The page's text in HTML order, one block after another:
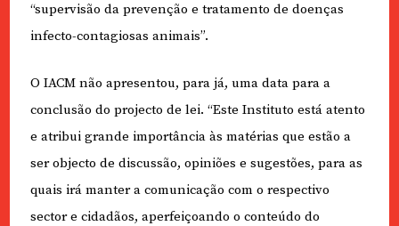
“supervisão da prevenção e tratamento de doenças
infecto-contagiosas animais”.
O IACM não apresentou, para já, uma data para a
conclusão do projecto de lei. “Este Instituto está atento
e atribui grande importância às matérias que estão a
ser objecto de discussão, opiniões e sugestões, para as
quais irá manter a comunicação com o respectivo
sector e cidadãos, aperfeiçoando o conteúdo do